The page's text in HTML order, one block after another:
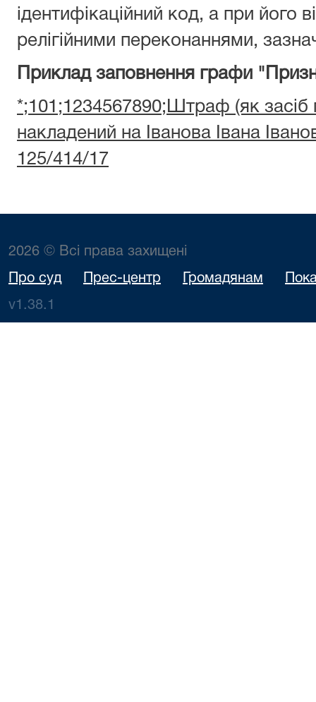
ідентифікаційний код, а при його
релігійними переконаннями,
Приклад заповнення графи
*;101;1234567890;Штраф (як засіб
накладений на Іванова Івана
125/414/17
2026 © Всі права захищені
Про суд Прес-центр Громадянам
v1.38.1